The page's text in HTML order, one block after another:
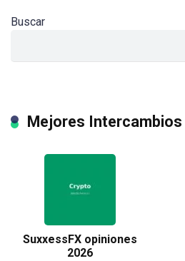
Buscar
Mejores Intercambios
SuxxessFX opiniones
2026